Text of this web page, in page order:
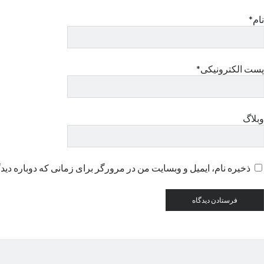
نام*
پست الکترونیکی*
وبلاگ
ذخیره نام، ایمیل و وبسایت من در مرورگر برای زمانی که دوباره